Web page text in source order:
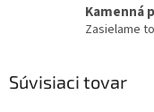
Kamenná
Zasielame
Súvisiaci tovar